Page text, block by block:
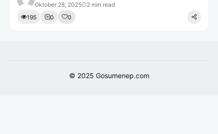
Oktober 28, 2025
2 min read
195
0 0
© 2025 Gosumenep.com